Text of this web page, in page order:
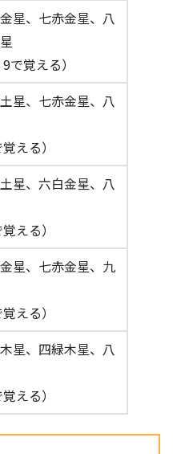
星、七赤金星、八
で覚える）
星、七赤金星、八
える）
星、六白金星、八
える）
星、七赤金星、九
える）
星、四緑木星、八
える）